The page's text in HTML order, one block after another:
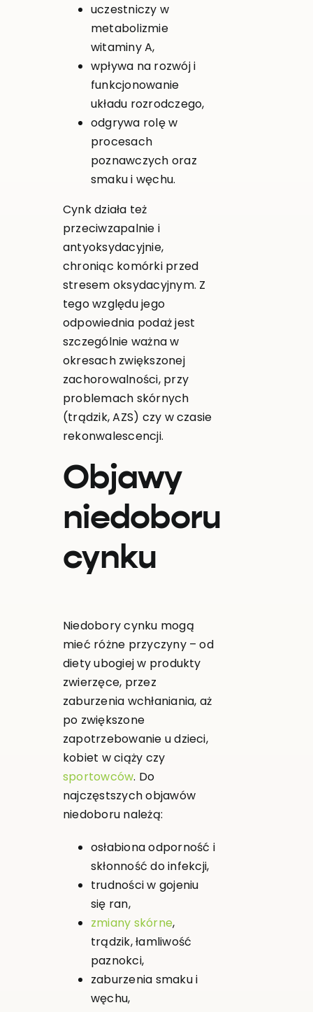
uczestniczy w
metabolizmie
witaminy A,
wpływa na rozwój i
funkcjonowanie
układu rozrodczego,
odgrywa rolę w
procesach
poznawczych oraz
smaku i węchu.
Cynk działa też
przeciwzapalnie i
antyoksydacyjnie,
chroniąc komórki przed
stresem oksydacyjnym. Z
tego względu jego
odpowiednia podaż jest
szczególnie ważna w
okresach zwiększonej
zachorowalności, przy
problemach skórnych
(trądzik, AZS) czy w czasie
rekonwalescencji.
Objawy
niedoboru
cynku
Niedobory cynku mogą
mieć różne przyczyny – od
diety ubogiej w produkty
zwierzęce, przez
zaburzenia wchłaniania, aż
po zwiększone
zapotrzebowanie u dzieci,
kobiet w ciąży czy
sportowców. Do
najczęstszych objawów
niedoboru należą:
osłabiona odporność i
skłonność do infekcji,
trudności w gojeniu
się ran,
zmiany skórne,
trądzik, łamliwość
paznokci,
zaburzenia smaku i
węchu,